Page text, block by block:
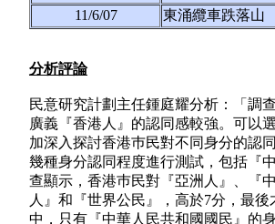
11/6/07 東涌纜車跌落山
分析評論
民意研究計劃主任鍾庭耀分析：「調
廣義『香港人』的認同感較強。可以
加深入探討香港巿民對不同身分的認
幾種身分認同程度進行測試，包括『
查顯示，香港巿民對『亞洲人』、『
人』和『世界公民』，高於7分，最
中，只有『中華人民共和國國民』的